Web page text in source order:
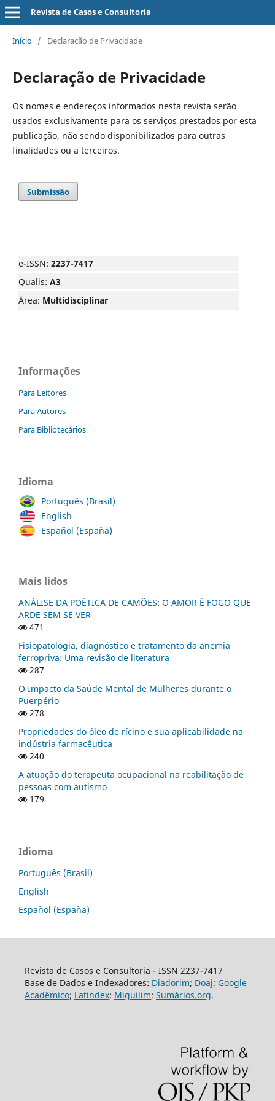
Revista de Casos e Consultoria
Início / Declaração de Privacidade
Declaração de Privacidade
Os nomes e endereços informados nesta revista serão
usados exclusivamente para os serviços prestados por esta
publicação, não sendo disponibilizados para outras
finalidades ou a terceiros.
Submissão
e-ISSN: 2237-7417
Qualis: A3
Área: Multidisciplinar
Informações
Para Leitores
Para Autores
Para Bibliotecários
Idioma
Português (Brasil)
English
Español (España)
Mais lidos
ANÁLISE DA POÉTICA DE CAMÕES: O AMOR É FOGO QUE
ARDE SEM SE VER
471
Fisiopatologia, diagnóstico e tratamento da anemia
ferropriva: Uma revisão de literatura
287
O Impacto da Saúde Mental de Mulheres durante o
Puerpério
278
Propriedades do óleo de rícino e sua aplicabilidade na
indústria farmacêutica
240
A atuação do terapeuta ocupacional na reabilitação de
pessoas com autismo
179
Idioma
Português (Brasil)
English
Español (España)
Revista de Casos e Consultoria - ISSN 2237-7417
Base de Dados e Indexadores: Diadorim; Doaj; Google
Acadêmico; Latindex; Miguilim; Sumários.org.